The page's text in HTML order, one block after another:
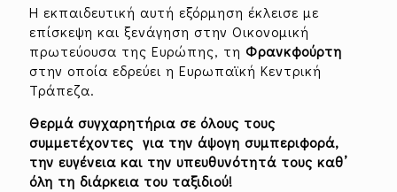
Η εκπαιδευτική αυτή εξόρμηση έκλεισε με
επίσκεψη και ξενάγηση στην Οικονομική
πρωτεύουσα της Ευρώπης, τη Φρανκφούρτη
στην οποία εδρεύει η Ευρωπαϊκή Κεντρική
Τράπεζα.
Θερμά συγχαρητήρια σε όλους τους
συμμετέχοντες για την άψογη συμπεριφορά,
την ευγένεια και την υπευθυνότητά τους καθ’
όλη τη διάρκεια του ταξιδιού!